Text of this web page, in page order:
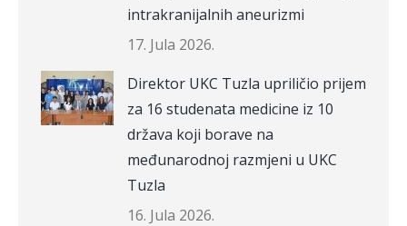
intrakranijalnih aneurizmi
17. Jula 2026.
Direktor UKC Tuzla upriličio prijem
za 16 studenata medicine iz 10
država koji borave na
međunarodnoj razmjeni u UKC
Tuzla
16. Jula 2026.